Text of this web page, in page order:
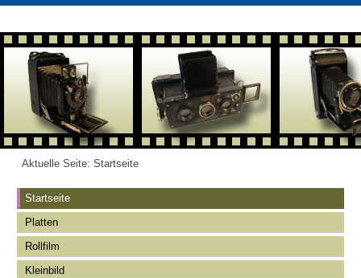
Aktuelle Seite: Startseite
Startseite
Platten
Rollfilm
Kleinbild